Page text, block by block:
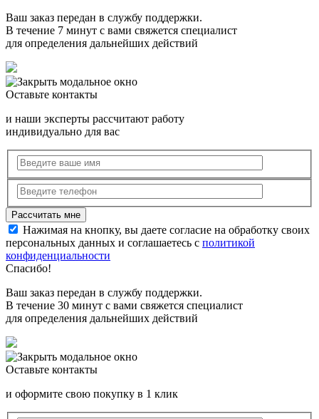
Ваш заказ передан в службу поддержки.
В течение 7 минут с вами свяжется специалист
для определения дальнейших действий
Оставьте контакты
и наши эксперты рассчитают работу
индивидуально для вас
Нажимая на кнопку, вы даете согласие на обработку своих
персональных данных и соглашаетесь с политикой
конфиденциальности
Спасибо!
Ваш заказ передан в службу поддержки.
В течение 30 минут с вами свяжется специалист
для определения дальнейших действий
Оставьте контакты
и оформите свою покупку в 1 клик